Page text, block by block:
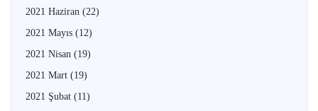
2021 Haziran (22)
2021 Mayıs (12)
2021 Nisan (19)
2021 Mart (19)
2021 Şubat (11)